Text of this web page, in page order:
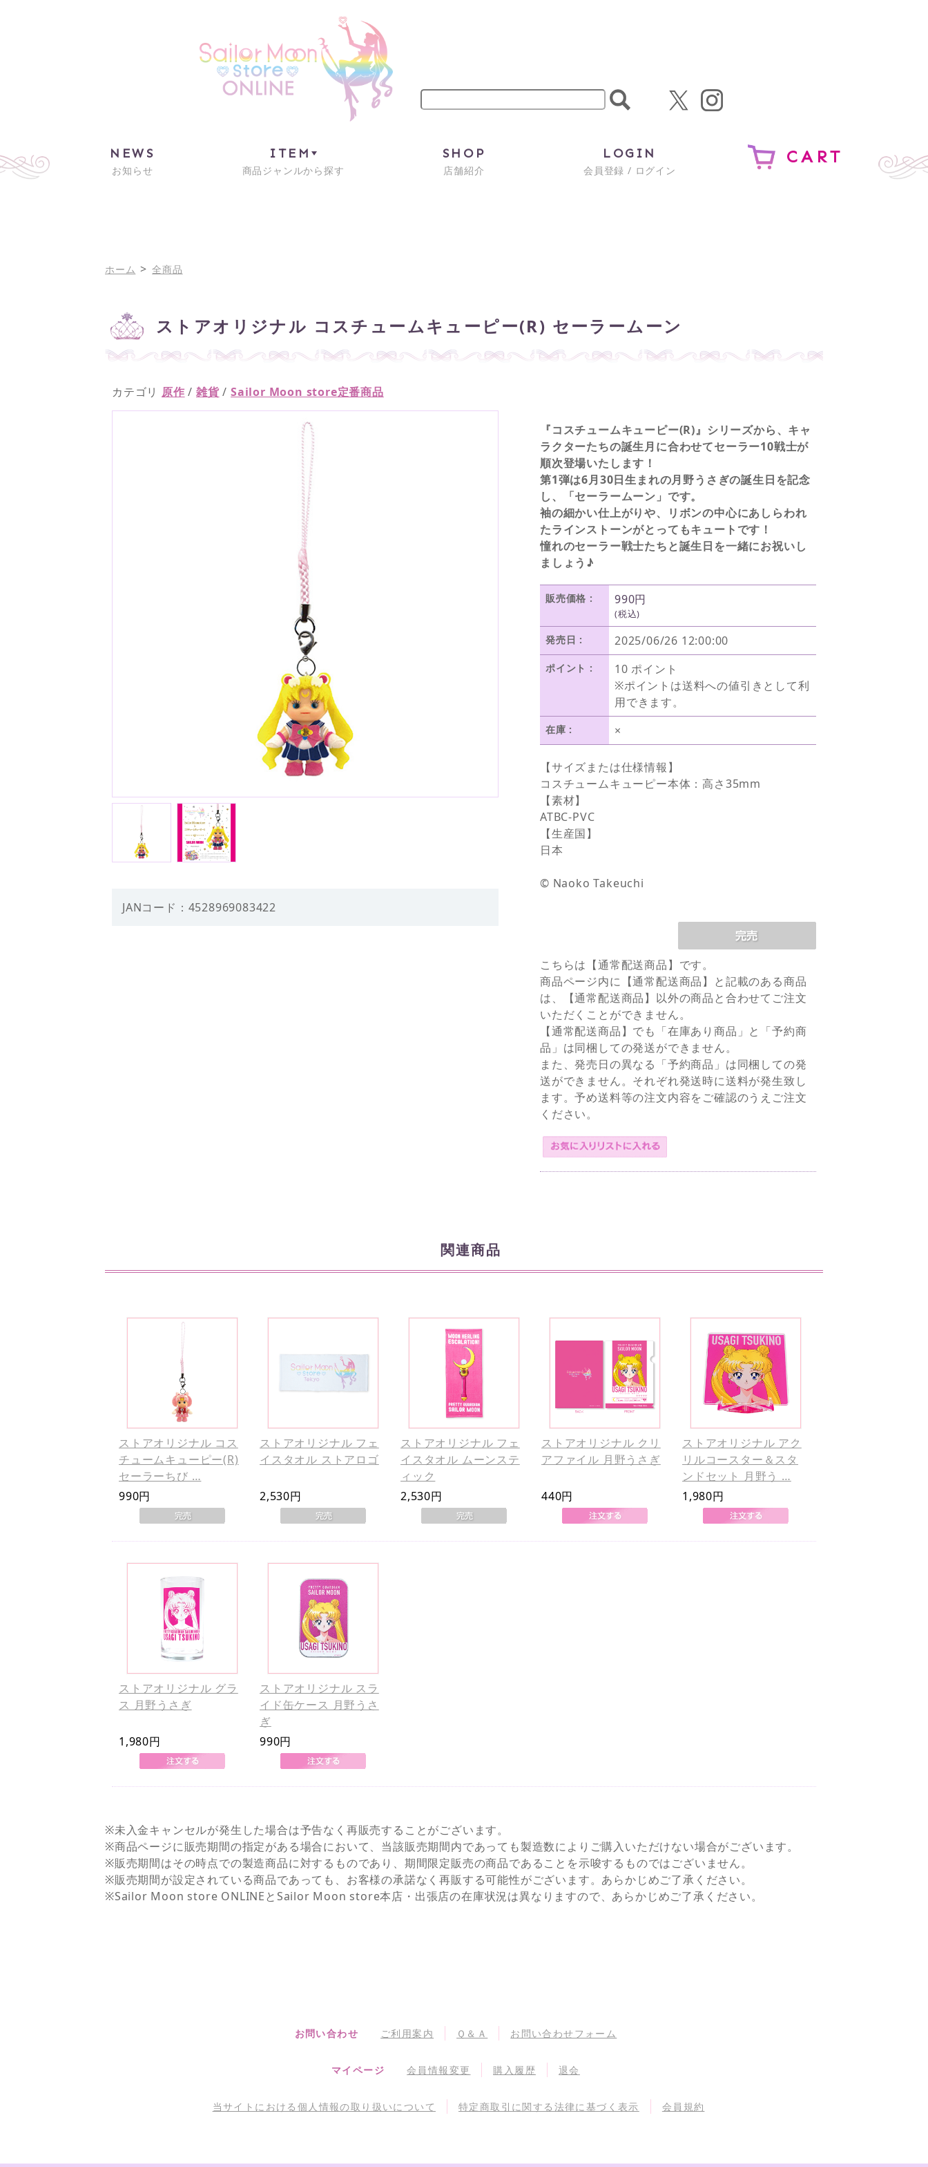
NEWS
お知らせ
ITEM
商品ジャンルから探す
SHOP
店舗紹介
LOGIN
会員登録 / ログイン
CART
ホーム > 全商品
ストアオリジナル コスチュームキューピー(R) セーラームーン
カテゴリ 原作 /雑貨 /Sailor Moon store定番商品
JANコード：4528969083422
『コスチュームキューピー(R)』シリーズから、キャ
ラクターたちの誕生月に合わせてセーラー10戦士が
順次登場いたします！
第1弾は6月30日生まれの月野うさぎの誕生日を記念
し、「セーラームーン」です。
袖の細かい仕上がりや、リボンの中心にあしらわれ
たラインストーンがとってもキュートです！
憧れのセーラー戦士たちと誕生日を一緒にお祝いし
ましょう♪
販売価格 : 990円
(税込)
発売日 : 2025/06/26 12:00:00
ポイント :
10 ポイント
※ポイントは送料への値引きとして利
用できます。
在庫 : ×
【サイズまたは仕様情報】
コスチュームキューピー本体：高さ35mm
【素材】
ATBC-PVC
【生産国】
日本
© Naoko Takeuchi
こちらは【通常配送商品】です。
商品ページ内に【通常配送商品】と記載のある商品
は、【通常配送商品】以外の商品と合わせてご注文
いただくことができません。
【通常配送商品】でも「在庫あり商品」と「予約商
品」は同梱しての発送ができません。
また、発売日の異なる「予約商品」は同梱しての発
送ができません。それぞれ発送時に送料が発生致し
ます。予め送料等の注文内容をご確認のうえご注文
ください。
関連商品
ストアオリジナル コス
チュームキューピー(R)
セーラーちび …
990円
ストアオリジナル フェ
イスタオル ストアロゴ
2,530円
ストアオリジナル フェ
イスタオル ムーンステ
ィック
2,530円
ストアオリジナル クリ
アファイル 月野うさぎ
440円
ストアオリジナル アク
リルコースター＆スタ
ンドセット 月野う …
1,980円
ストアオリジナル グラ
ス 月野うさぎ
1,980円
ストアオリジナル スラ
イド缶ケース 月野うさ
ぎ
990円
※未入金キャンセルが発生した場合は予告なく再販売することがございます。
※商品ページに販売期間の指定がある場合において、当該販売期間内であっても製造数によりご購入いただけない場合がございます。
※販売期間はその時点での製造商品に対するものであり、期間限定販売の商品であることを示唆するものではございません。
※販売期間が設定されている商品であっても、お客様の承諾なく再販する可能性がございます。あらかじめご了承ください。
※Sailor Moon store ONLINEとSailor Moon store本店・出張店の在庫状況は異なりますので、あらかじめご了承ください。
お問い合わせ ご利用案内 Ｑ＆Ａ お問い合わせフォーム
マイページ 会員情報変更 購入履歴 退会
当サイトにおける個人情報の取り扱いについて 特定商取引に関する法律に基づく表示 会員規約